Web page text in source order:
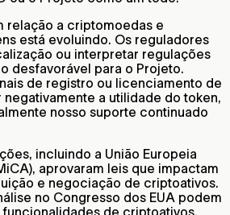
relação a criptomoedas e
está evoluindo. Os reguladores
ou interpretar regulações
desfavorável para o Projeto.
de registro ou licenciamento de
a utilidade do token,
nosso suporte continuado
incluindo a União Europeia
aprovaram leis que impactam
e negociação de criptoativos.
no Congresso dos EUA podem
de criptoativos.